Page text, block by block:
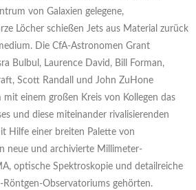
von Galaxien gelegene,
Löcher schießen Jets aus Material zurück
Die CfA-Astronomen Grant
Bulbul, Laurence David, Bill Forman,
Scott Randall und John ZuHone
einem großen Kreis von Kollegen das
und diese miteinander rivalisierenden
Hilfe einer breiten Palette von
neue und archivierte Millimeter-
optische Spektroskopie und detailreiche
Observatoriums gehörten.